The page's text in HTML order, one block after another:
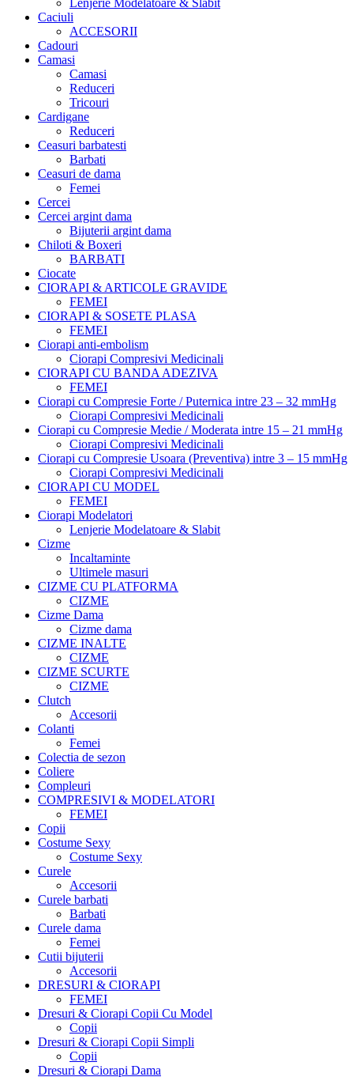
Lenjerie Modelatoare & Slabit
Caciuli
ACCESORII
Cadouri
Camasi
Camasi
Reduceri
Tricouri
Cardigane
Reduceri
Ceasuri barbatesti
Barbati
Ceasuri de dama
Femei
Cercei
Cercei argint dama
Bijuterii argint dama
Chiloti & Boxeri
BARBATI
Ciocate
CIORAPI & ARTICOLE GRAVIDE
FEMEI
CIORAPI & SOSETE PLASA
FEMEI
Ciorapi anti-embolism
Ciorapi Compresivi Medicinali
CIORAPI CU BANDA ADEZIVA
FEMEI
Ciorapi cu Compresie Forte / Puternica intre 23 – 32 mmHg
Ciorapi Compresivi Medicinali
Ciorapi cu Compresie Medie / Moderata intre 15 – 21 mmHg
Ciorapi Compresivi Medicinali
Ciorapi cu Compresie Usoara (Preventiva) intre 3 – 15 mmHg
Ciorapi Compresivi Medicinali
CIORAPI CU MODEL
FEMEI
Ciorapi Modelatori
Lenjerie Modelatoare & Slabit
Cizme
Incaltaminte
Ultimele masuri
CIZME CU PLATFORMA
CIZME
Cizme Dama
Cizme dama
CIZME INALTE
CIZME
CIZME SCURTE
CIZME
Clutch
Accesorii
Colanti
Femei
Colectia de sezon
Coliere
Compleuri
COMPRESIVI & MODELATORI
FEMEI
Copii
Costume Sexy
Costume Sexy
Curele
Accesorii
Curele barbati
Barbati
Curele dama
Femei
Cutii bijuterii
Accesorii
DRESURI & CIORAPI
FEMEI
Dresuri & Ciorapi Copii Cu Model
Copii
Dresuri & Ciorapi Copii Simpli
Copii
Dresuri & Ciorapi Dama